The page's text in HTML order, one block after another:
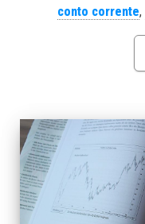
conto corrente,